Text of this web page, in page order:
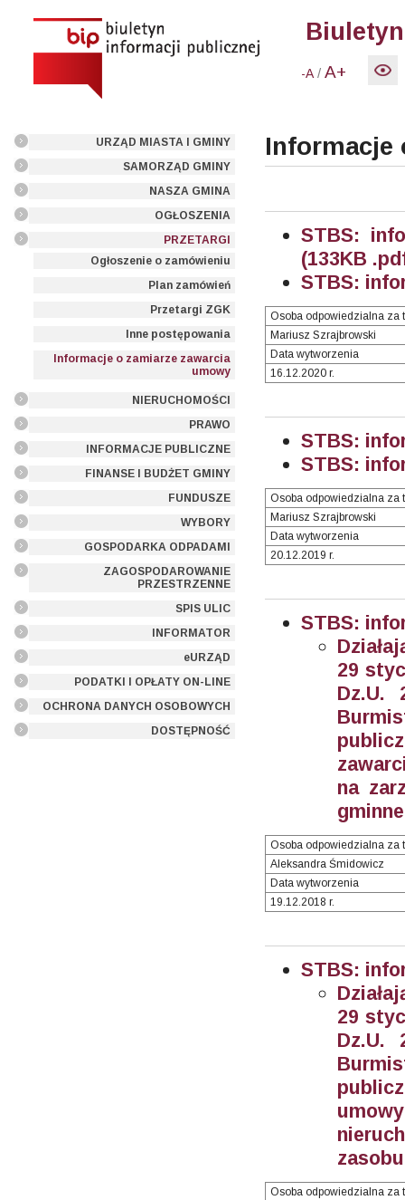
-A /A+
URZĄD MIASTA I GMINY
SAMORZĄD GMINY
NASZA GMINA
OGŁOSZENIA
PRZETARGI
Ogłoszenie o zamówieniu
Plan zamówień
Przetargi ZGK
Inne postępowania
Informacje o zamiarze zawarcia
umowy
NIERUCHOMOŚCI
PRAWO
INFORMACJE PUBLICZNE
FINANSE I BUDŻET GMINY
FUNDUSZE
WYBORY
GOSPODARKA ODPADAMI
ZAGOSPODAROWANIE
PRZESTRZENNE
SPIS ULIC
INFORMATOR
eURZĄD
PODATKI I OPŁATY ON-LINE
OCHRONA DANYCH OSOBOWYCH
DOSTĘPNOŚĆ
Informacje
STBS:
(133KB
STBS:
Osoba odpowiedzialna za
Mariusz Szrajbrowski
Data wytworzenia
16.12.2020 r.
STBS:
STBS:
Osoba odpowiedzialna za
Mariusz Szrajbrowski
Data wytworzenia
20.12.2019 r.
STBS:
29
Dz.U.
na
Osoba odpowiedzialna za
Aleksandra Śmidowicz
Data wytworzenia
19.12.2018 r.
STBS:
29
Dz.U.
Osoba odpowiedzialna za